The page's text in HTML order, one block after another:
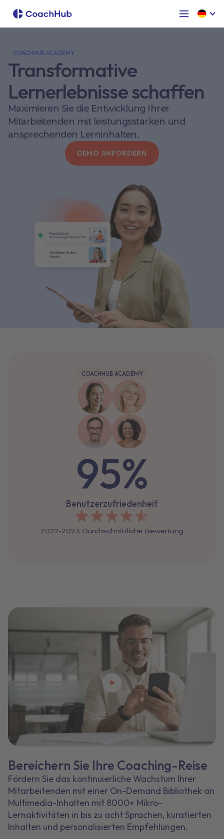
COACHHUB ACADEMY
Transformative
Lernerlebnisse schaffen
Maximieren Sie die Entwicklung Ihrer
Mitarbeitenden mit leistungsstarken und
ansprechenden Lerninhalten.
DEMO ANFORDERN
COACHHUB ACADEMY
95%
Benutzerzufriedenheit
2022-2023 Durchschnittliche Bewertung
Bereichern Sie Ihre Coaching-Reise
Fördern Sie das kontinuierliche Wachstum Ihrer
Mitarbeitenden mit einer On-Demand Bibliothek an
Multimedia-Inhalten mit 8000+ Mikro-
Lernaktivitäten in bis zu acht Sprachen, kuratierten
Inhalten und personalisierten Empfehlungen.